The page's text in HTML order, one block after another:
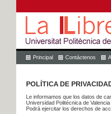
Principal Contáctenos
POLÍTICA DE
Le informamos que los datos de
Universidad Politécnica de
Podrá ejercitar los derechos de